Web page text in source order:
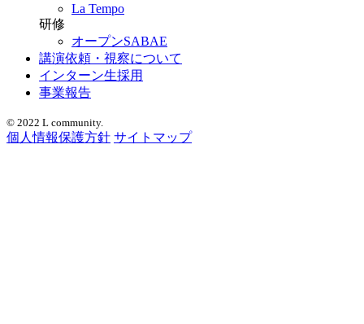
La Tempo
研修
オープンSABAE
講演依頼・視察について
インターン生採用
事業報告
© 2022 L community.
個人情報保護方針 サイトマップ